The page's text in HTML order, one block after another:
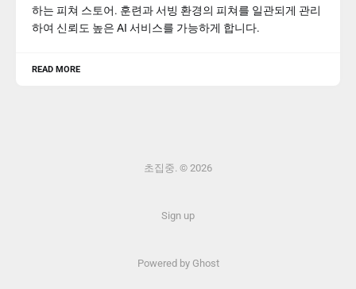
하는 피쳐 스토어. 훈련과 서빙 환경의 피쳐를 일관되게 관리
하여 신뢰도 높은 AI 서비스를 가능하게 합니다.
READ MORE
초집중. © 2026
Sign up
Powered by Ghost